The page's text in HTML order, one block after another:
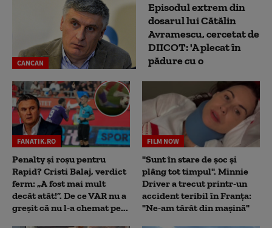
CANCAN
Episodul extrem din
dosarul lui Cătălin
Avramescu, cercetat de
DIICOT: 'A plecat în
pădure cu o
FANATIK.RO
Penalty și roșu pentru
Rapid? Cristi Balaj, verdict
ferm: „A fost mai mult
decât atât!”. De ce VAR nu a
greșit că nu l-a chemat pe...
FILM NOW
"Sunt în stare de șoc și
plâng tot timpul". Minnie
Driver a trecut printr-un
accident teribil în Franța:
"Ne-am târât din mașină"